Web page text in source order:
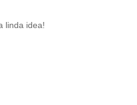
linda idea!